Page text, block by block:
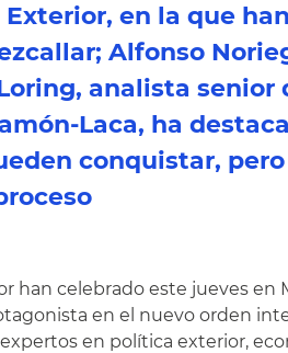
en la que
Alfonso
analista senior
Laca, ha
conquistar,
han celebrado este jueves en
en el nuevo orden
en política exterior,